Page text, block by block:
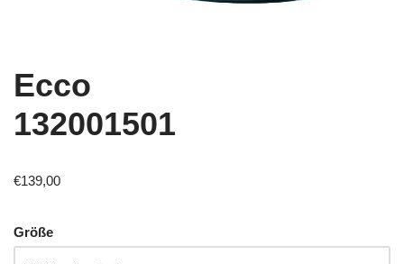
Ecco
132001501
€139,00
Größe